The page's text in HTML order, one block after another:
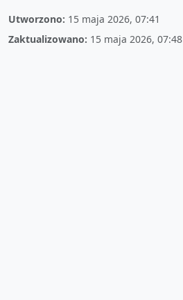
Utworzono: 15 maja 2026, 07:41
Zaktualizowano: 15 maja 2026, 07:48